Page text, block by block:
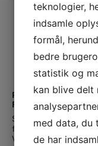
PICARD SMEDETANG
FLAD 400 MM
Super god
fladjern fra Picard
Velegnet til ...
teknologier,
indsamle
formål,
bedre
statistik og
kan blive delt
med data, du
de har